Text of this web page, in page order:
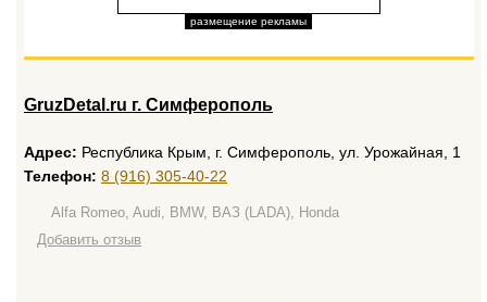
размещение рекламы
GruzDetal.ru г. Симферополь
Адрес: Республика Крым, г. Симферополь, ул. Урожайная, 1
Телефон: 8 (916) 305-40-22
Alfa Romeo, Audi, BMW, ВАЗ (LADA), Honda
Добавить отзыв